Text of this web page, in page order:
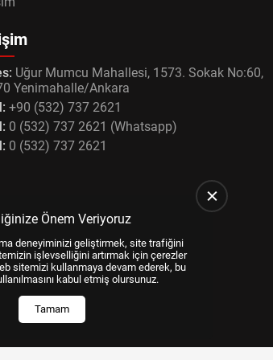
Uğur Mumcu Mahallesi, 1573. Sokak No:60,
Yenimahalle/Ankara
+90 (532) 737 2621
0 (532) 737 2621 (Whatsapp)
0 (532) 737 2621
Önem Veriyoruz
deneyiminizi geliştirmek, site trafiğini
işlevselliğini artırmak için çerezler
sitemizi kullanmaya devam ederek, bu
kabul etmiş olursunuz.
Tamam